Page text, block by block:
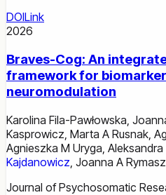
DOILink
2026
Braves-Cog: An
framework for
neuromodulation
Karolina Fila-Pawłowska
Kasprowicz Marta A Rusnak
Agnieszka M Uryga
Kajdanowicz Joanna A
Journal of Psychosomatic